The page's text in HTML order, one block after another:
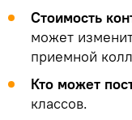
Стоимость
может
приемной
Кто может
классов.